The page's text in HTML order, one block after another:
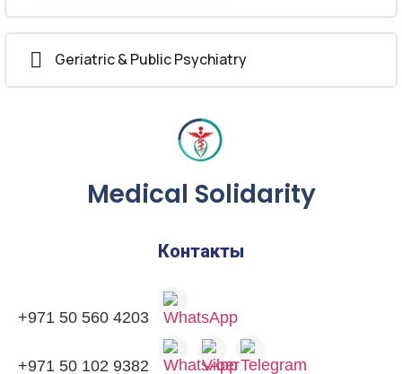
Geriatric & Public Psychiatry
Medical Solidarity
Контакты
+971 50 560 4203
+971 50 102 9382